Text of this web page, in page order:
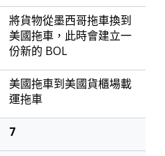
將貨物從墨西哥拖車換到
美國拖車，此時會建立一
份新的 BOL
美國拖車到美國貨櫃場載
運拖車
7